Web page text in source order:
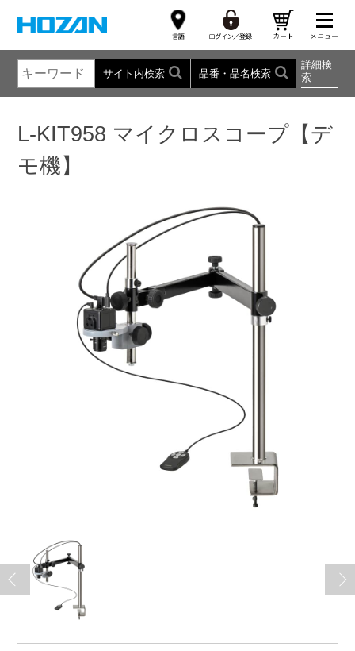
サイト内検索 品番・品名検索
詳細検
索
L-KIT958 マイクロスコープ【デ
モ機】